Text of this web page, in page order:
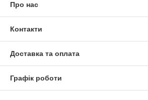
Про нас
Контакти
Доставка та оплата
Графік роботи